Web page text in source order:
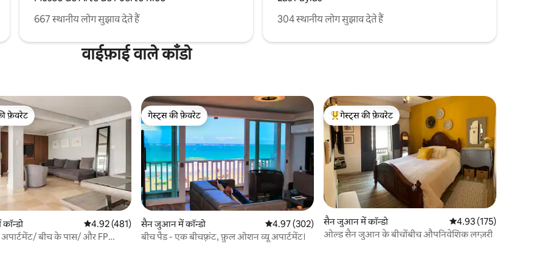
667 स्थानीय लोग सुझाव देते हैं
304 स्थानीय लोग सुझाव देते हैं
वाईफ़ाई वाले काँडो
फ़ेवरेट
फ़ेवरेट
औसत रेटिंग 5 में से 4.92, 481 समीक्षाएँ
4.92 (481)
बीच के पास/ और FP
गेस्ट्स की फ़ेवरेट
गेस्ट्स की फ़ेवरेट
सैन जुआन में कॉन्डो औसत रेटिंग 5 में से 4.97, 302 समीक्षाएँ
4.97 (302)
बीच पैड - एक बीचफ़्रंट, फ़ुल ओशन व्यू अपार्टमेंट।
गेस्ट्स का टॉप फ़ेवरेट
गेस्ट्स की फ़ेवरेट
सैन जुआन में कॉन्डो औसत रेटिंग 5 में से 4.93,
4.93 (175)
ओल्ड सैन जुआन के बीचोंबीच औपनिवेशिक लग्ज़री